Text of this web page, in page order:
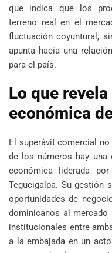
que indica que los
terreno real en el
fluctuación coyuntural,
apunta hacia una
para el país.
Lo que
económica
El superávit comercial
de los números hay una
económica liderada
Tegucigalpa. Su gestión
oportunidades de
dominicanos al
institucionales entre
a la embajada en un